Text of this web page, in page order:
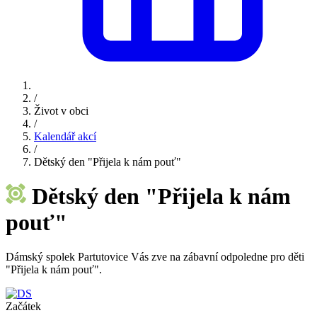
/
Život v obci
/
Kalendář akcí
/
Dětský den "Přijela k nám pouť"
Dětský den "Přijela k nám
pouť"
Dámský spolek Partutovice Vás zve na zábavní odpoledne pro děti
"Přijela k nám pouť".
Začátek